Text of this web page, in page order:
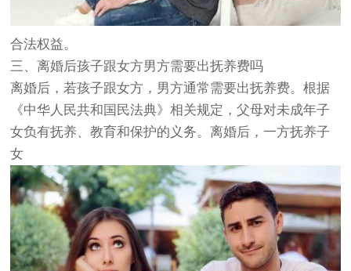
合法权益。
三、离婚后孩子跟女方男方需要出抚养费吗
离婚后，若孩子跟女方，男方通常需要出抚养费。根据
《中华人民共和国民法典》相关规定，父母对未成年子
女负有抚养、教育和保护的义务。离婚后，一方抚养子
女